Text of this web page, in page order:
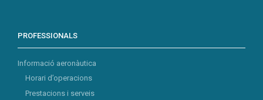
PROFESSIONALS
Informació aeronàutica
Horari d’operacions
Prestacions i serveis